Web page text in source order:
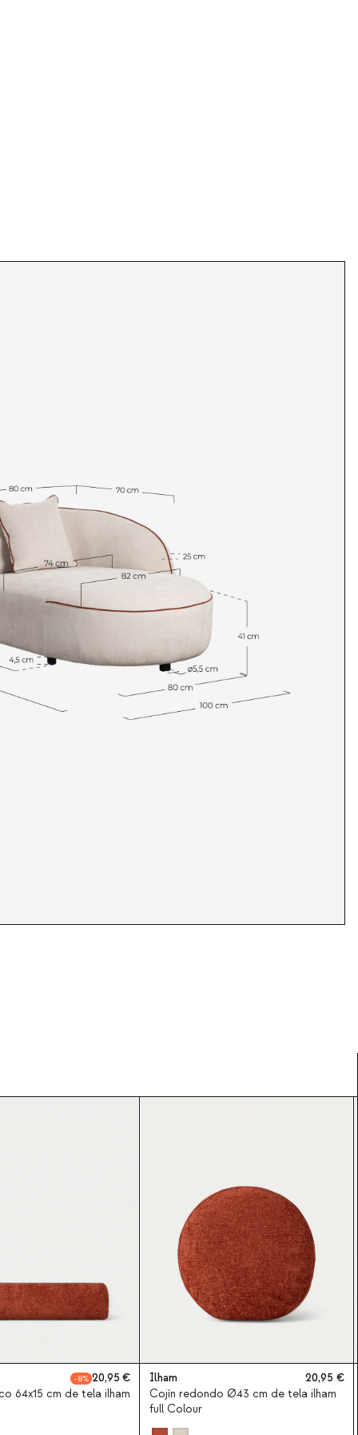
8
20,95
64x15 cm de tela ilham
Ilham
20,95
Cojín redondo Ø43 cm de tela ilham
full Colour